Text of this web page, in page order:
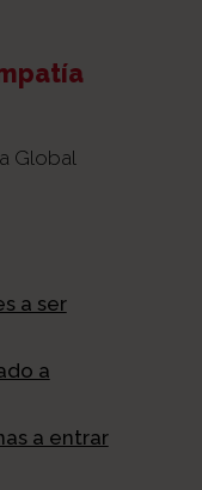
Global
a ser
a
a entrar